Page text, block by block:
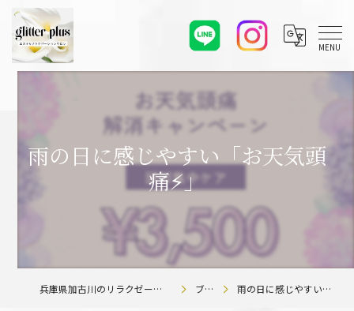
雨の日に感じやすい「お天気頭
痛⚡️」
兵庫県加古川のリラクゼーションならglitter plus ブログ 雨の日に感じやすい「お天気頭痛⚡️」